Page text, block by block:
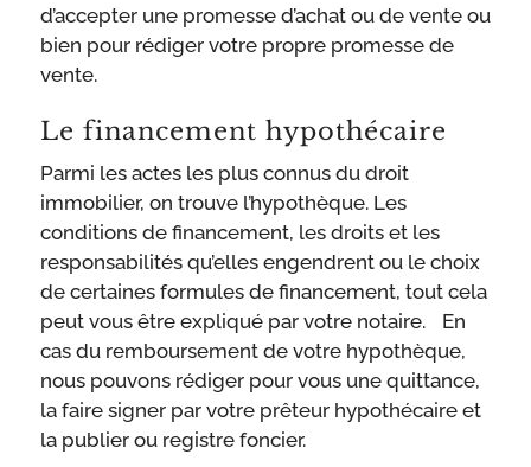
d’accepter une promesse d’achat ou de vente ou
bien pour rédiger votre propre promesse de
vente.
Le financement hypothécaire
Parmi les actes les plus connus du droit
immobilier, on trouve l’hypothèque. Les
conditions de financement, les droits et les
responsabilités qu’elles engendrent ou le choix
de certaines formules de financement, tout cela
peut vous être expliqué par votre notaire. En
cas du remboursement de votre hypothèque,
nous pouvons rédiger pour vous une quittance,
la faire signer par votre prêteur hypothécaire et
la publier ou registre foncier.